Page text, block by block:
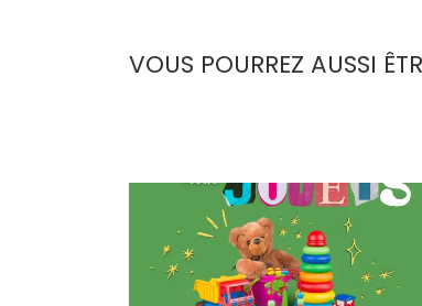
VOUS POURREZ AUSSI